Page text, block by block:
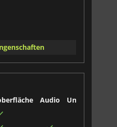
Audio
Untertitel